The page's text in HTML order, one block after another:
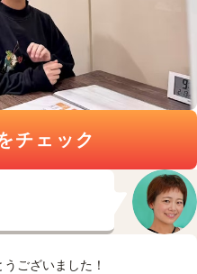
チェック
ございました！